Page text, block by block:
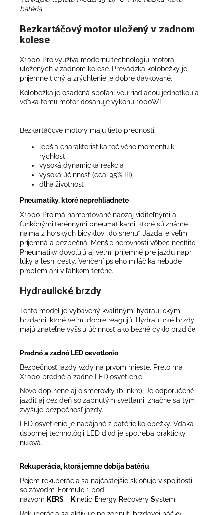
batéria.
Bezkartáčový motor uložený v zadnom
kolese
X1000 Pro využíva modernú technológiu motora
uložených v zadnom kolese. Prevádzka kolobežky je
príjemne tichý a zrýchlenie je dobre dávkované.
Kolobežka je osadená spoľahlivou riadiacou jednotkou a
vďaka tomu motor dosahuje výkonu 1000W!
Bezkartáčové motory majú tieto prednosti:
lepšia charakteristika točivého momentu k
rýchlosti
vysoká dynamická reakcia
vysoká účinnosť (cca. 95% !!!)
dlhá životnosť
Pneumatiky, ktoré neprehliadnete
X1000 Pro má namontované naozaj viditeľnými a
funkčnými terénnymi pneumatikami, ktoré sú známe
najmä z horských bicyklov „do snehu“. Jazda je veľmi
príjemná a bezpečná. Menšie nerovnosti vôbec necítite.
Pneumatiky dovoľujú aj veľmi príjemné pre jazdu napr.
lúky a lesní cesty. Venčení psieho miláčika nebude
problém ani v ľahkom teréne.
Hydraulické brzdy
Tento model je vybavený kvalitnými hydraulickými
brzdami, ktoré veľmi dobre reagujú. Hydraulické brzdy
majú znateľne vyššiu účinnosť ako bežné cyklo brzdiče.
Predné a zadné LED osvetlenie
Bezpečnosť jazdy vždy na prvom mieste. Preto má
X1000 predné a zadné LED osvetlenie.
Novo doplnené aj o smerovky (blinkre). Je odporučené
jazdiť aj cez deň so zapnutým svetlami, značne sa tým
zvyšuje bezpečnosť jazdy.
LED osvetlenie je napájané z batérie kolobežky. Vďaka
úspornej technológii LED diód je spotreba prakticky
nulová.
Rekuperácia, ktorá jemne dobíja batériu
Pojem rekuperácia sa najčastejšie skloňuje v spojitosti
so závodmi Formule 1 pod
názvom KERS - Kinetic Energy Recovery System.
Rekuperácia sa aktivuje po zopnutí brzdovej páčky.